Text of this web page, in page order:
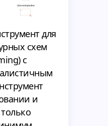
для
схем
с
и